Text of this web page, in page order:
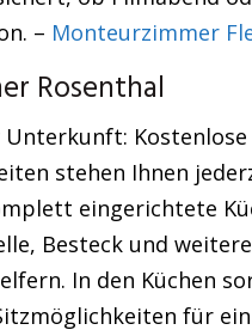
– Monteurzimmer
Rosenthal
Kostenlose
stehen Ihnen
eingerichtete
Besteck und
In den Küchen
für ein